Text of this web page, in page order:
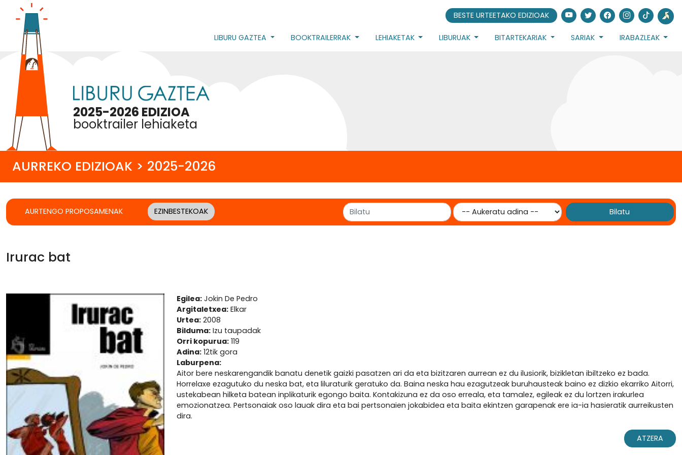
BESTE URTEETAKO EDIZIOAK
LIBURU GAZTEA BOOKTRAILERRAK LEHIAKETAK LIBURUAK BITARTEKARIAK SARIAK IRABAZLEAK
2025-2026 EDIZIOA
booktrailer lehiaketa
AURREKO EDIZIOAK > 2025-2026
AURTENGO PROPOSAMENAK EZINBESTEKOAK Bilatu
Irurac bat
Egilea: Jokin De Pedro
Argitaletxea: Elkar
Urtea: 2008
Bilduma: Izu taupadak
Orri kopurua: 119
Adina: 12tik gora
Laburpena:
Aitor bere neskarengandik banatu denetik gaizki pasatzen ari da eta bizitzaren aurrean ez du ilusiorik, bizikletan ibiltzeko ez bada.
Horrelaxe ezagutuko du neska bat, eta liluraturik geratuko da. Baina neska hau ezagutzeak buruhausteak baino ez dizkio ekarriko Aitorri,
ustekabean hilketa batean inplikaturik egongo baita. Kontakizuna ez da oso erreala, eta tamalez, egileak ez du lortzen irakurlea
emozionatzea. Pertsonaiak oso lauak dira eta bai pertsonaien jokabidea eta baita ekintzen garapenak ere ia-ia hasieratik aurreikusten
dira.
ATZERA